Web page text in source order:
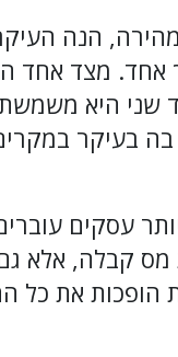
הנה
אחד. מצד אחד
שני היא
בעיקר
יותר ויותר
קבלה, אלא
הופכות את כל